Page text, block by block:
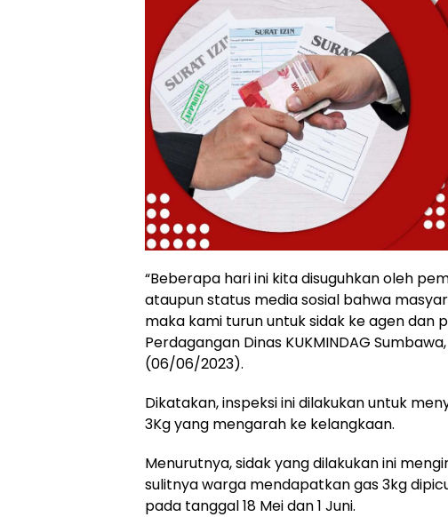
“Beberapa hari ini kita disuguhkan oleh
ataupun status media sosial bahwa
maka kami turun untuk sidak ke agen dan
Perdagangan Dinas KUKMINDAG
(06/06/2023).
Dikatakan, inspeksi ini dilakukan untuk
3Kg yang mengarah ke kelangkaan.
Menurutnya, sidak yang dilakukan ini
sulitnya warga mendapatkan gas 3kg
pada tanggal 18 Mei dan 1 Juni.